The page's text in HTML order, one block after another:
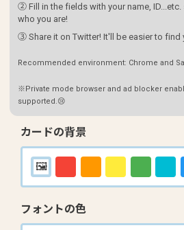
② Fill in the fields with your name,
who you are!
③ Share it on Twitter! It'll be easier to find
Recommended environment: Chrome and
※Private mode browser and ad blocker
supported.😢
カードの背景
フォントの色